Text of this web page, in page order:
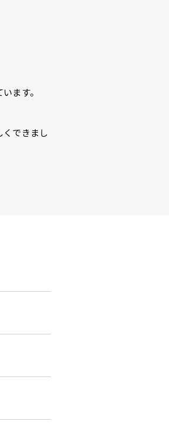
ます。
できまし